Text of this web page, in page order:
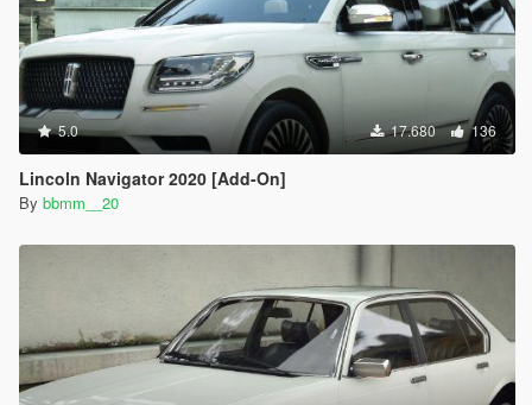
5.0 17.680 136
Lincoln Navigator 2020 [Add-On]
By bbmm__20